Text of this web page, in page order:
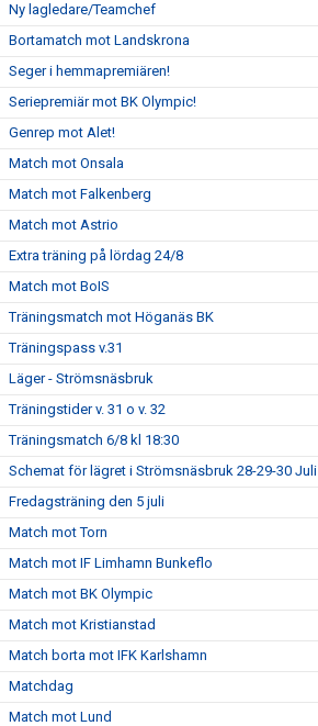
Ny lagledare/Teamchef
Bortamatch mot Landskrona
Seger i hemmapremiären!
Seriepremiär mot BK Olympic!
Genrep mot Alet!
Match mot Onsala
Match mot Falkenberg
Match mot Astrio
Extra träning på lördag 24/8
Match mot BoIS
Träningsmatch mot Höganäs BK
Träningspass v.31
Läger - Strömsnäsbruk
Träningstider v. 31 o v. 32
Träningsmatch 6/8 kl 18:30
Schemat för lägret i Strömsnäsbruk 28-29-30 Juli
Fredagsträning den 5 juli
Match mot Torn
Match mot IF Limhamn Bunkeflo
Match mot BK Olympic
Match mot Kristianstad
Match borta mot IFK Karlshamn
Matchdag
Match mot Lund